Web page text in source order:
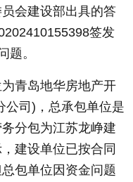
会建设部出具的答
签发
题。
青岛地华房地产开
公司)，总承包单位是
分包为江苏龙峥建
建设单位已按合同
包单位因资金问题